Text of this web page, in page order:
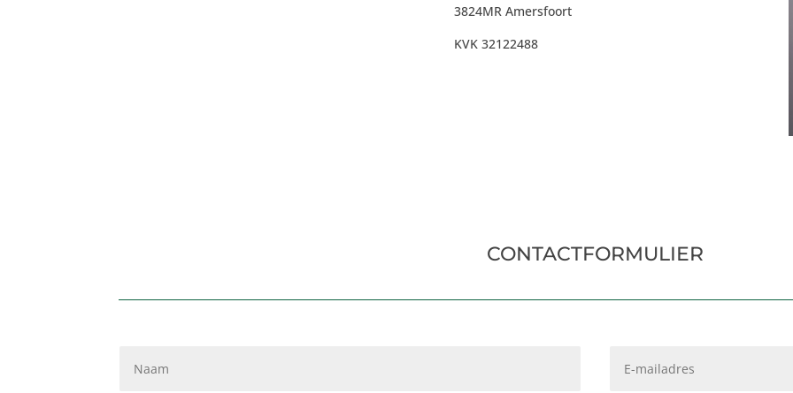
3824MR Amersfoort
KVK 32122488
CONTACTFORMULIER